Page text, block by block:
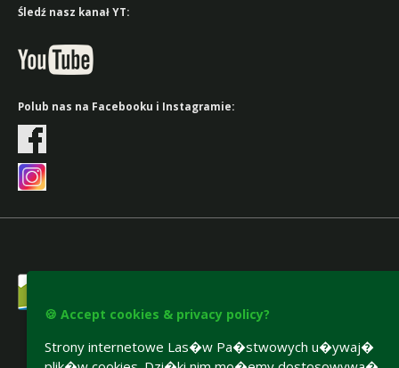
Śledź nasz kanał YT:
Polub nas na Facebooku i Instagramie:
🍪 Accept cookies & privacy policy?
Strony internetowe Las�w Pa�stwowych u�ywaj�